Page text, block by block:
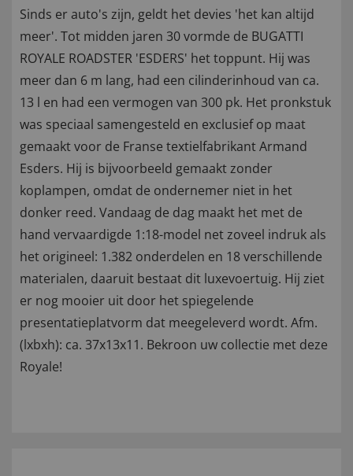
Sinds er auto's zijn, geldt het devies 'het kan altijd
meer'. Tot midden jaren 30 vormde de BUGATTI
ROYALE ROADSTER 'ESDERS' het toppunt. Hij was
meer dan 6 m lang, had een cilinderinhoud van ca.
13 l en had een vermogen van 300 pk. Het pronkstuk
was speciaal samengesteld en exclusief op maat
gemaakt voor de Franse textielfabrikant Armand
Esders. Hij is bijvoorbeeld gemaakt zonder
koplampen, omdat de ondernemer niet in het
donker reed. Vandaag de dag maakt het met de
hand vervaardigde 1:18-model net zoveel indruk als
het origineel: 1.382 onderdelen en 18 verschillende
materialen, daaruit bestaat dit luxevoertuig. Hij ziet
er nog mooier uit door het spiegelende
presentatieplatvorm dat meegeleverd wordt. Afm.
(lxbxh): ca. 37x13x11. Bekroon uw collectie met deze
Royale!